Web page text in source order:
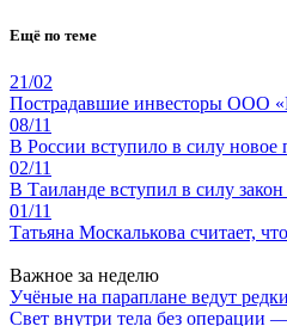
Ещё по теме
21/02
Пострадавшие инвесторы ООО
08/11
В России вступило в силу новое
02/11
В Таиланде вступил в силу закон
01/11
Татьяна Москалькова считает,
Важное за неделю
Учёные на параплане ведут
Свет внутри тела без операции